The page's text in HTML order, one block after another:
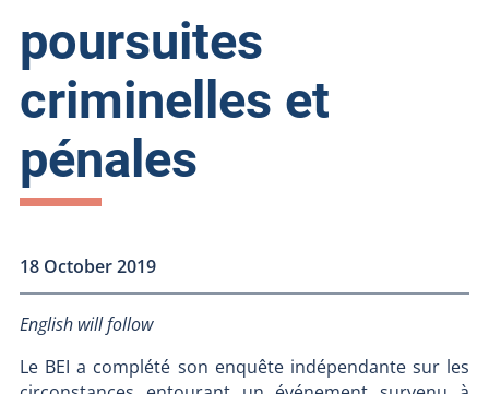
poursuites
criminelles et
pénales
18 October 2019
English will follow
Le BEI a complété son enquête indépendante sur les